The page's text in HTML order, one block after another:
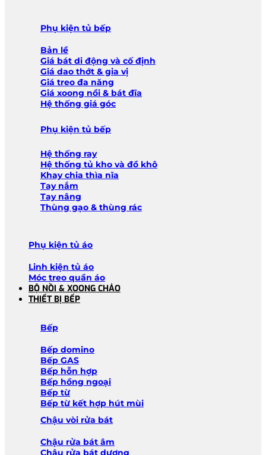
Phụ kiện tủ bếp
Bản lề
Giá bát di động và cố định
Giá dao thớt & gia vị
Giá treo đa năng
Giá xoong nồi & bát đĩa
Hệ thống giá góc
Phụ kiện tủ bếp
Hệ thống ray
Hệ thống tủ kho và đồ khô
Khay chia thìa nĩa
Tay nắm
Tay nâng
Thùng gạo & thùng rác
Phụ kiện tủ áo
Linh kiện tủ áo
Móc treo quần áo
BỘ NỒI & XOONG CHẢO
THIẾT BỊ BẾP
Bếp
Bếp domino
Bếp GAS
Bếp hỗn hợp
Bếp hồng ngoại
Bếp từ
Bếp từ kết hợp hút mùi
Chậu vòi rửa bát
Chậu rửa bát âm
Chậu rửa bát dương